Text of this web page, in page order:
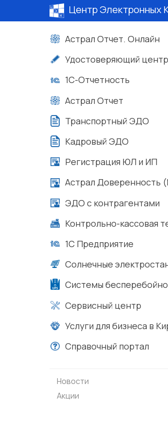
Центр Электронных
Астрал Отчет. Онлайн
Удостоверяющий центр
1С-Отчетность
Астрал Отчет
Транспортный ЭДО
Кадровый ЭДО
Регистрация ЮЛ и ИП
Астрал Доверенность
ЭДО с контрагентами
Контрольно-кассовая
1С Предприятие
Солнечные
Системы
Сервисный центр
Услуги для бизнеса в
Справочный портал
Новости
Акции